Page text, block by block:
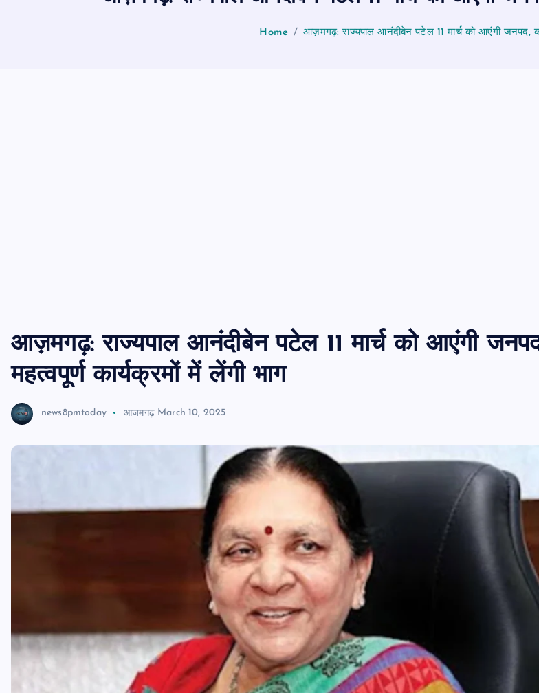
Home आज़मगढ़: राज्यपाल आनंदीबेन पटेल 11 मार्च को आएंगी जनपद,
आज़मगढ़: राज्यपाल आनंदीबेन पटेल 11 मार्च को आएंगी
महत्वपूर्ण कार्यक्रमों में लेंगी भाग
news8pmtoday आजमगढ़ March 10, 2025
डॉ. धनन्जय पाण्डेय बने
सचिव निर्विरोध निर्वाचित
news8pmtoday